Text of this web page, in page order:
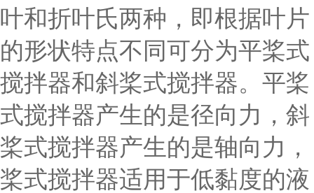
叶和折叶氏两种，即根据叶片
的形状特点不同可分为平桨式
搅拌器和斜桨式搅拌器。平桨
式搅拌器产生的是径向力，斜
桨式搅拌器产生的是轴向力，
桨式搅拌器适用于低黏度的液